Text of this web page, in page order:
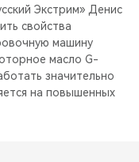
Экстрим» Денис
свойства
машину
масло G-
значительно
на повышенных